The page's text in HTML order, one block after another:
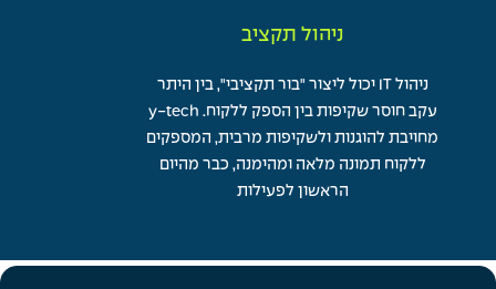
ניהול תקציב
ניהול IT יכול ליצור "בור תקציבי", בין היתר
עקב חוסר שקיפות בין הספק ללקוח. y-tech
מחויבת להוגנות ולשקיפות מרבית, המספקים
ללקוח תמונה מלאה ומהימנה, כבר מהיום
הראשון לפעילות